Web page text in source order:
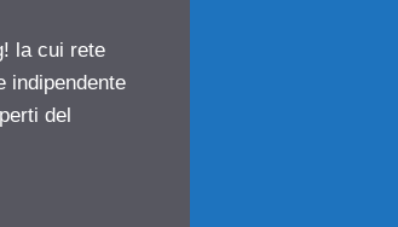
la cui rete
indipendente
del